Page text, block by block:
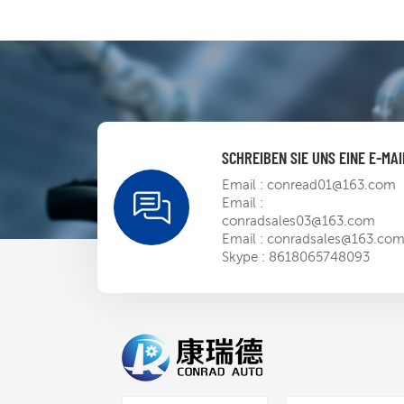
SCHREIBEN SIE UNS EINE E-
Email :conread01@163.com
Email :
conradsales03@163.com
Email :
Skype : 8618065748093